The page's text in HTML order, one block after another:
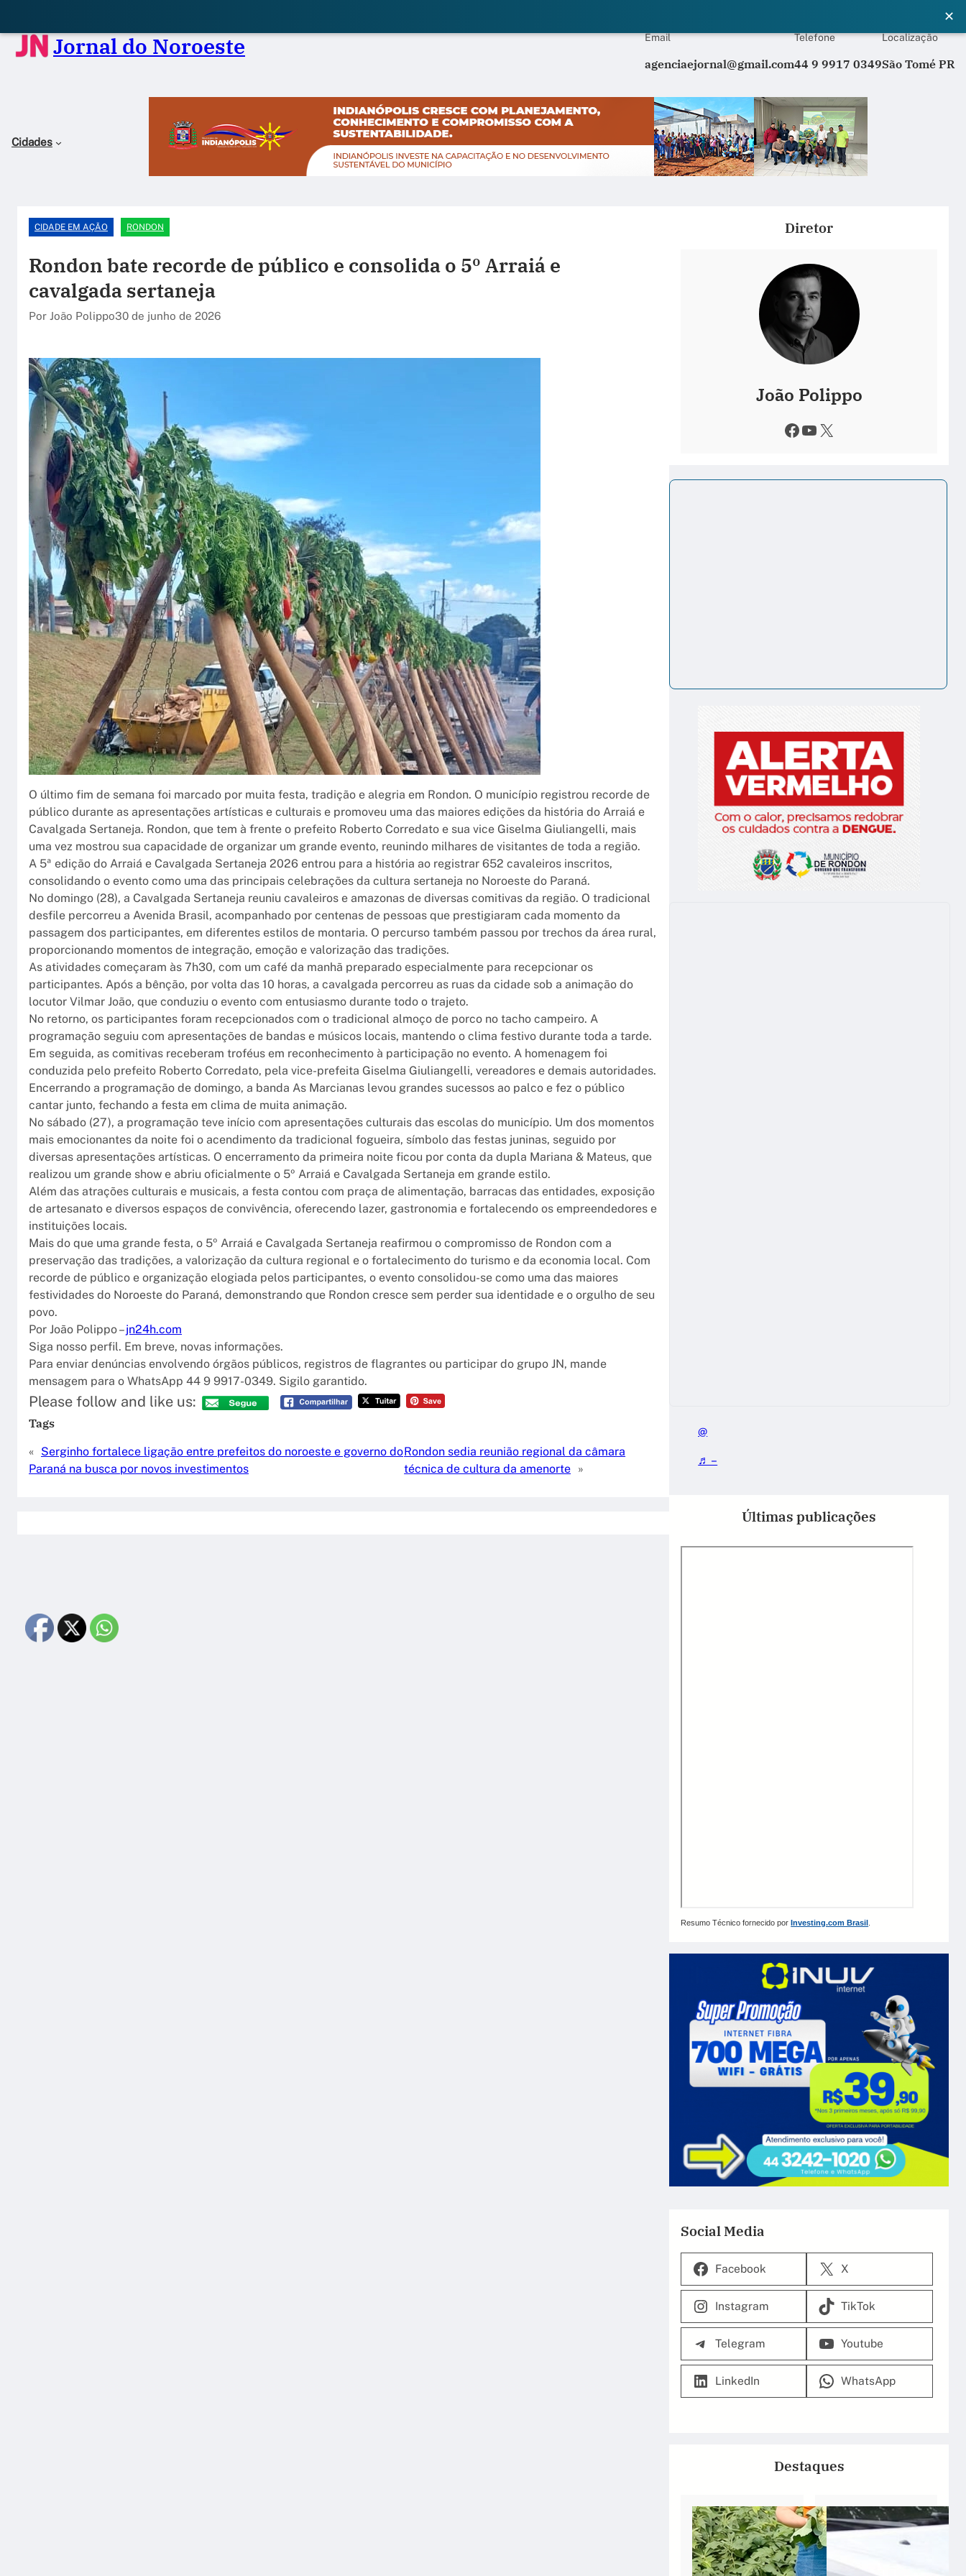
Jornal do Noroeste Email
agenciaejornal@gmail.com
Telefone
44 9 9917 0349
Localização
São Tomé PR
Cidades
✕
CIDADE EM AÇÃO RONDON
Rondon bate recorde de público e consolida o 5º Arraiá e
cavalgada sertaneja
Por João Polippo30 de junho de 2026
O último fim de semana foi marcado por muita festa, tradição e alegria em Rondon. O município registrou recorde de
público durante as apresentações artísticas e culturais e promoveu uma das maiores edições da história do Arraiá e
Cavalgada Sertaneja. Rondon, que tem à frente o prefeito Roberto Corredato e sua vice Giselma Giuliangelli, mais
uma vez mostrou sua capacidade de organizar um grande evento, reunindo milhares de visitantes de toda a região.
A 5ª edição do Arraiá e Cavalgada Sertaneja 2026 entrou para a história ao registrar 652 cavaleiros inscritos,
consolidando o evento como uma das principais celebrações da cultura sertaneja no Noroeste do Paraná.
No domingo (28), a Cavalgada Sertaneja reuniu cavaleiros e amazonas de diversas comitivas da região. O tradicional
desfile percorreu a Avenida Brasil, acompanhado por centenas de pessoas que prestigiaram cada momento da
passagem dos participantes, em diferentes estilos de montaria. O percurso também passou por trechos da área rural,
proporcionando momentos de integração, emoção e valorização das tradições.
As atividades começaram às 7h30, com um café da manhã preparado especialmente para recepcionar os
participantes. Após a bênção, por volta das 10 horas, a cavalgada percorreu as ruas da cidade sob a animação do
locutor Vilmar João, que conduziu o evento com entusiasmo durante todo o trajeto.
No retorno, os participantes foram recepcionados com o tradicional almoço de porco no tacho campeiro. A
programação seguiu com apresentações de bandas e músicos locais, mantendo o clima festivo durante toda a tarde.
Em seguida, as comitivas receberam troféus em reconhecimento à participação no evento. A homenagem foi
conduzida pelo prefeito Roberto Corredato, pela vice-prefeita Giselma Giuliangelli, vereadores e demais autoridades.
Encerrando a programação de domingo, a banda As Marcianas levou grandes sucessos ao palco e fez o público
cantar junto, fechando a festa em clima de muita animação.
No sábado (27), a programação teve início com apresentações culturais das escolas do município. Um dos momentos
mais emocionantes da noite foi o acendimento da tradicional fogueira, símbolo das festas juninas, seguido por
diversas apresentações artísticas. O encerramento da primeira noite ficou por conta da dupla Mariana & Mateus, que
realizou um grande show e abriu oficialmente o 5º Arraiá e Cavalgada Sertaneja em grande estilo.
Além das atrações culturais e musicais, a festa contou com praça de alimentação, barracas das entidades, exposição
de artesanato e diversos espaços de convivência, oferecendo lazer, gastronomia e fortalecendo os empreendedores e
instituições locais.
Mais do que uma grande festa, o 5º Arraiá e Cavalgada Sertaneja reafirmou o compromisso de Rondon com a
preservação das tradições, a valorização da cultura regional e o fortalecimento do turismo e da economia local. Com
recorde de público e organização elogiada pelos participantes, o evento consolidou-se como uma das maiores
festividades do Noroeste do Paraná, demonstrando que Rondon cresce sem perder sua identidade e o orgulho de seu
povo.
Por João Polippo –jn24h.com
Siga nosso perfil. Em breve, novas informações.
Para enviar denúncias envolvendo órgãos públicos, registros de flagrantes ou participar do grupo JN, mande
mensagem para o WhatsApp 44 9 9917-0349. Sigilo garantido.
Please follow and like us:
Tags
« Serginho fortalece ligação entre prefeitos do noroeste e governo do
Paraná na busca por novos investimentos
Rondon sedia reunião regional da câmara
técnica de cultura da amenorte »
Diretor
João Polippo
Facebook Youtube X
@
♬ –
Últimas publicações
Resumo Técnico fornecido porInvesting.com Brasil
Social Media
Facebook X
Instagram TikTok
Telegram Youtube
LinkedIn WhatsApp
Destaques